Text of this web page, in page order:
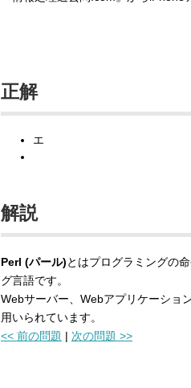
正解
エ
解説
Perl (パール)とはプログラミングの
グ言語です。
Webサーバー、Webアプリケーショ
用いられています。
<< 前の問題 | 次の問題 >>